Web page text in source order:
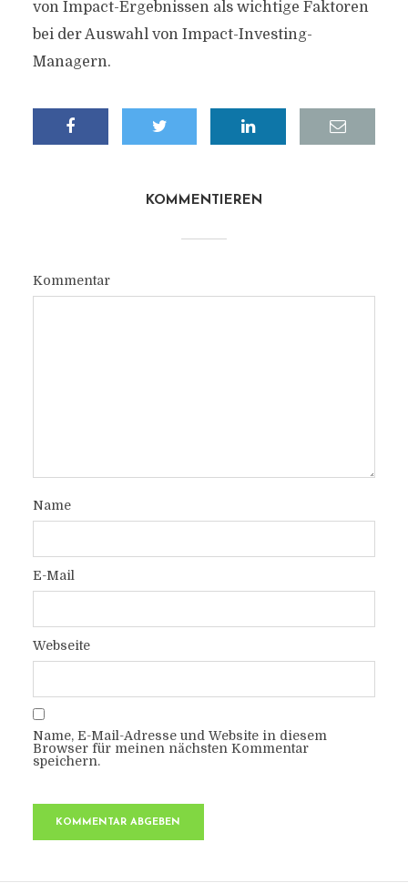
von Impact-Ergebnissen als wichtige Faktoren
bei der Auswahl von Impact-Investing-
Managern.
KOMMENTIEREN
Kommentar
Name
E-Mail
Webseite
Name, E-Mail-Adresse und Website in diesem
Browser für meinen nächsten Kommentar
speichern.